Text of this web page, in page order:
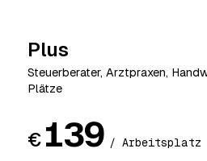
Plus
Steuerberater, Arztpraxen,
Plätze
€ 139 / Arbeitsplatz